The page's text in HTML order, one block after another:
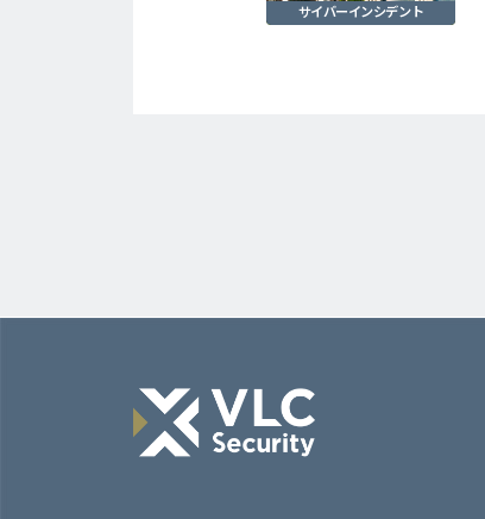
サイバーインシデント